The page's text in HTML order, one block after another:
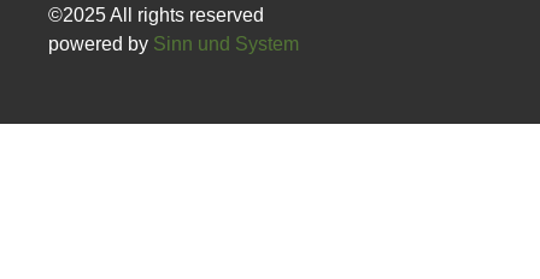
©2025 All rights reserved
powered by Sinn und System